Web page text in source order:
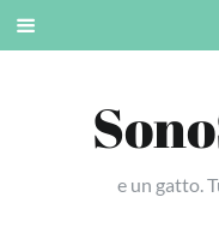
Skip
e un gatto.